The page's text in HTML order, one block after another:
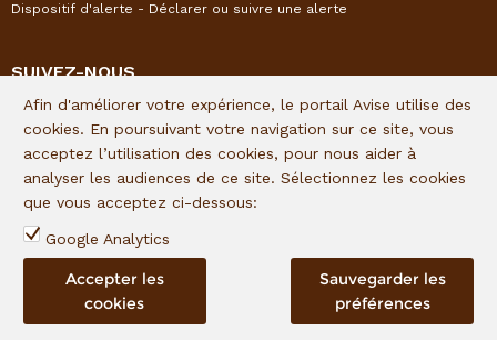
Dispositif d'alerte - Déclarer ou suivre une alerte
SUIVEZ-NOUS
Restez informés de l'actualité I&P en vous inscrivant à notre
newsletter trimestrielle :
Lien d'inscription
Suivez I&P sur les réseaux sociaux :
Afin d'améliorer votre expérience, le portail Avise utilise des
cookies. En poursuivant votre navigation sur ce site, vous
acceptez l’utilisation des cookies, pour nous aider à
analyser les audiences de ce site. Sélectionnez les cookies
que vous acceptez ci-dessous:
Google Analytics
Sauvegarder les
préférences
Accepter les
cookies